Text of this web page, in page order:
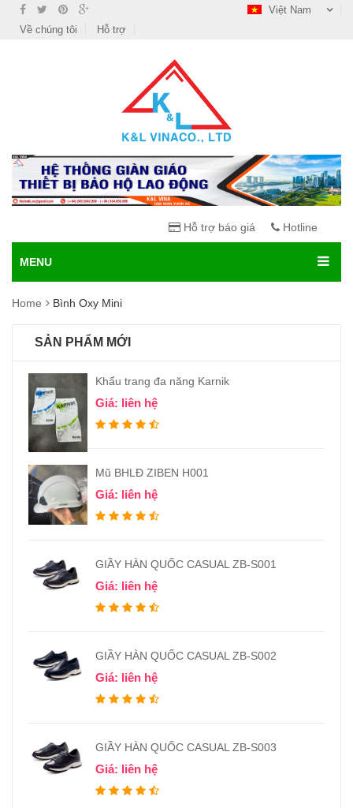
Việt Nam
Về chúng tôi
Hỗ trợ
Hỗ trợ báo giá Hotline
MENU
Home Bình Oxy Mini
SẢN PHẨM MỚI
Khẩu trang đa năng Karnik
Giá: liên hệ
Mũ BHLĐ ZIBEN H001
Giá: liên hệ
GIẦY HÀN QUỐC CASUAL ZB-S001
Giá: liên hệ
GIẦY HÀN QUỐC CASUAL ZB-S002
Giá: liên hệ
GIẦY HÀN QUỐC CASUAL ZB-S003
Giá: liên hệ